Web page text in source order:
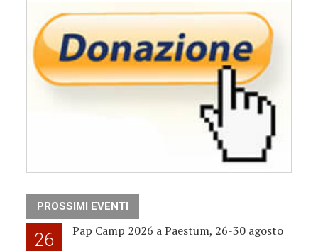
PROSSIMI EVENTI
26 Pap Camp 2026 a Paestum, 26-30 agosto